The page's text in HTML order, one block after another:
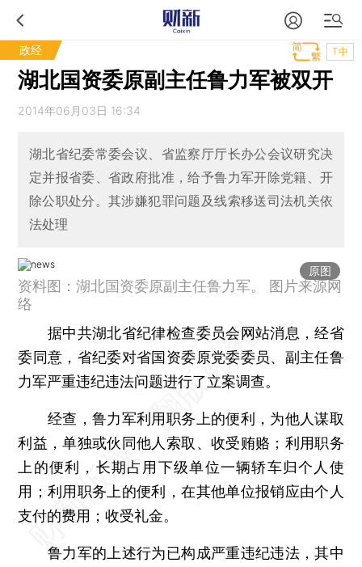
政经 T中
湖北国资委原副主任鲁力军被双开
2014年06月03日 16:34
湖北省纪委常委会议、省监察厅厅长办公会议研究决
定并报省委、省政府批准，给予鲁力军开除党籍、开
除公职处分。其涉嫌犯罪问题及线索移送司法机关依
法处理
原图
资料图：湖北国资委原副主任鲁力军。 图片来源网
络
据中共湖北省纪律检查委员会网站消息，经省
委同意，省纪委对省国资委原党委委员、副主任鲁
力军严重违纪违法问题进行了立案调查。
经查，鲁力军利用职务上的便利，为他人谋取
利益，单独或伙同他人索取、收受贿赂；利用职务
上的便利，长期占用下级单位一辆轿车归个人使
用；利用职务上的便利，在其他单位报销应由个人
支付的费用；收受礼金。
鲁力军的上述行为已构成严重违纪违法，其中